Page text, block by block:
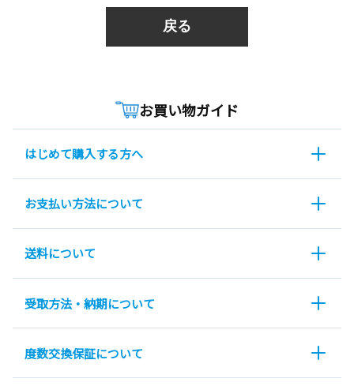
戻る
お買い物ガイド
はじめて購入する方へ
お支払い方法について
送料について
受取方法・納期について
度数交換保証について